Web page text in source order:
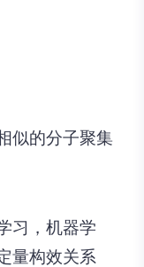
似的分子聚集
习，机器学
量构效关系